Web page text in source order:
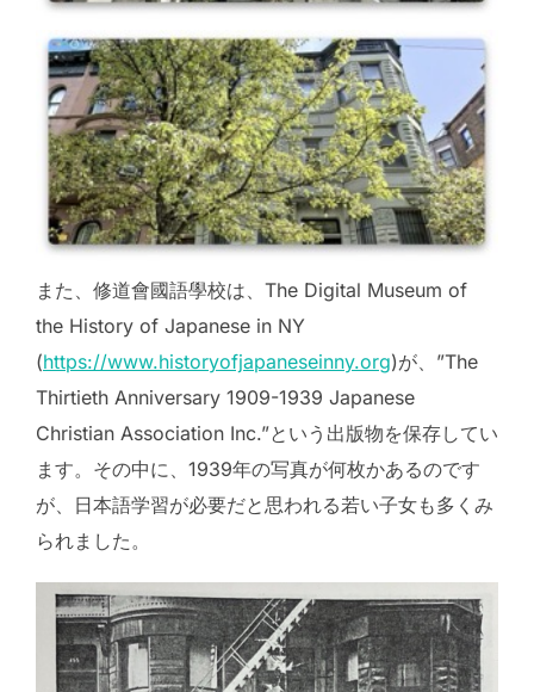
また、修道會國語學校は、The Digital Museum of
the History of Japanese in NY
(https://www.historyofjapaneseinny.org)が、”The
Thirtieth Anniversary 1909-1939 Japanese
Christian Association Inc.”という出版物を保存してい
ます。その中に、1939年の写真が何枚かあるのです
が、日本語学習が必要だと思われる若い子女も多くみ
られました。